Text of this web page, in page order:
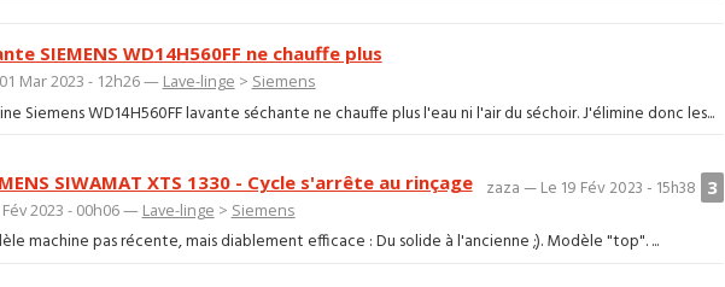
SIEMENS WD14H560FF ne chauffe plus
Mar 2023 - 12h26 — Lave-linge > Siemens
Siemens WD14H560FF lavante séchante ne chauffe plus l'eau ni l'air du séchoir. J'élimine donc les...
3
zaza — Le 19 Fév 2023 - 15h38
SIWAMAT XTS 1330 - Cycle s'arrête au rinçage
2023 - 00h06 — Lave-linge > Siemens
machine pas récente, mais diablement efficace : Du solide à l'ancienne ;). Modèle "top". ...